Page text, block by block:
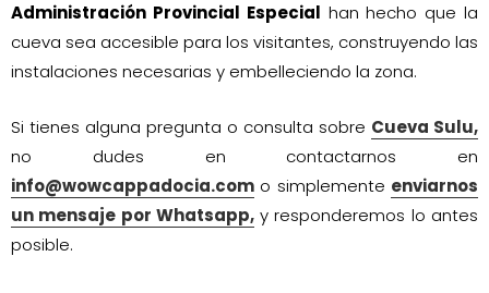
Administración Provincial Especial han hecho que la
cueva sea accesible para los visitantes, construyendo las
instalaciones necesarias y embelleciendo la zona.
Si tienes alguna pregunta o consulta sobre Cueva Sulu,
no dudes en contactarnos en
info@wowcappadocia.com o simplemente enviarnos
un mensaje por Whatsapp,y responderemos lo antes
posible.